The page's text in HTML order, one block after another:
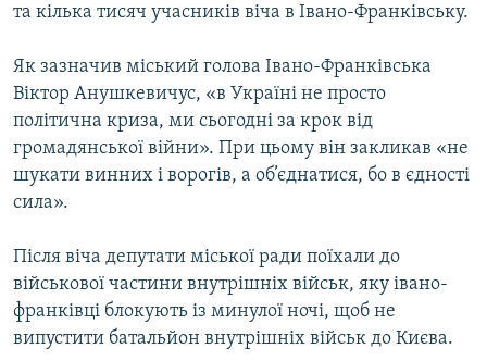
та кілька тисяч учасників віча в Івано-Франківську.
Як зазначив міський голова Івано-Франківська
Віктор Анушкевичус, «в Україні не просто
політична криза, ми сьогодні за крок від
громадянської війни». При цьому він закликав «не
шукати винних і ворогів, а об’єднатися, бо в єдності
сила».
Після віча депутати міської ради поїхали до
військової частини внутрішніх військ, яку івано-
франківці блокують із минулої ночі, щоб не
випустити батальйон внутрішніх військ до Києва.